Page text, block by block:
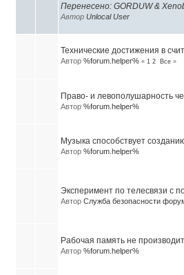
Перенесено: GORDUW &
Автор Unlocal User
Технические достижения в
Автор %forum.helper% « 1 2 Все »
Право- и левополушарность
Автор %forum.helper%
Музыка способствует
Автор %forum.helper%
Эксперимент по телесвязи с
Автор Служба безопасности
Рабочая память не
Автор %forum.helper%